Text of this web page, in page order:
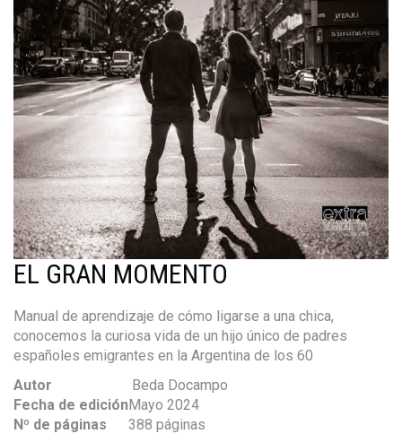
EL GRAN MOMENTO
Manual de aprendizaje de cómo ligarse a una chica,
conocemos la curiosa vida de un hijo único de padres
españoles emigrantes en la Argentina de los 60
Autor
Beda Docampo
Fecha de ediciónMayo 2024
Nº de páginas
388 páginas